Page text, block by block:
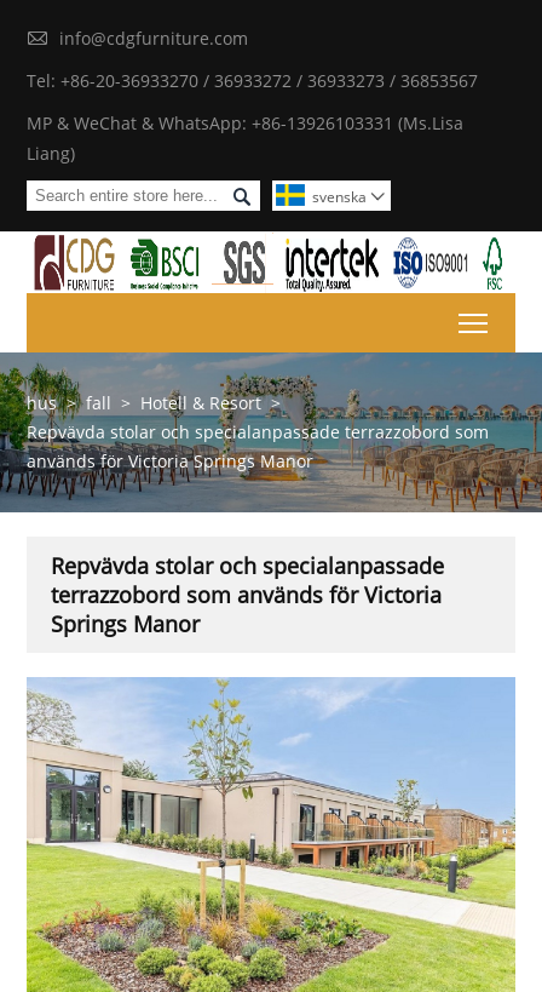

info@cdgfurniture.com
Tel: +86-20-36933270 / 36933272 / 36933273 / 36853567
MP & WeChat & WhatsApp: +86-13926103331 (Ms.Lisa
Liang)
 svenska 
hus > fall > Hotell & Resort >
Repvävda stolar och specialanpassade terrazzobord som
används för Victoria Springs Manor
Repvävda stolar och specialanpassade
terrazzobord som används för Victoria
Springs Manor